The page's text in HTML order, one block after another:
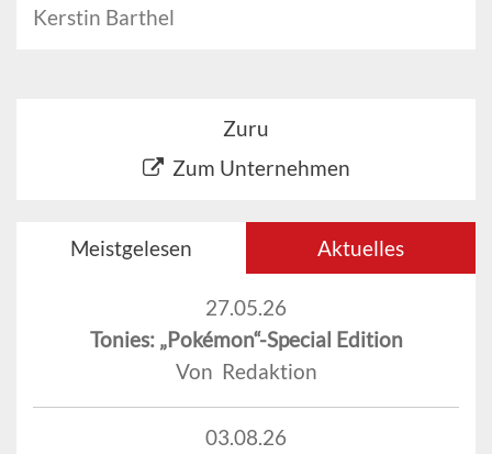
Kerstin Barthel
Zuru
Zum Unternehmen
Meistgelesen Aktuelles
27.05.26
Tonies: „Pokémon“-Special Edition
Von Redaktion
03.08.26